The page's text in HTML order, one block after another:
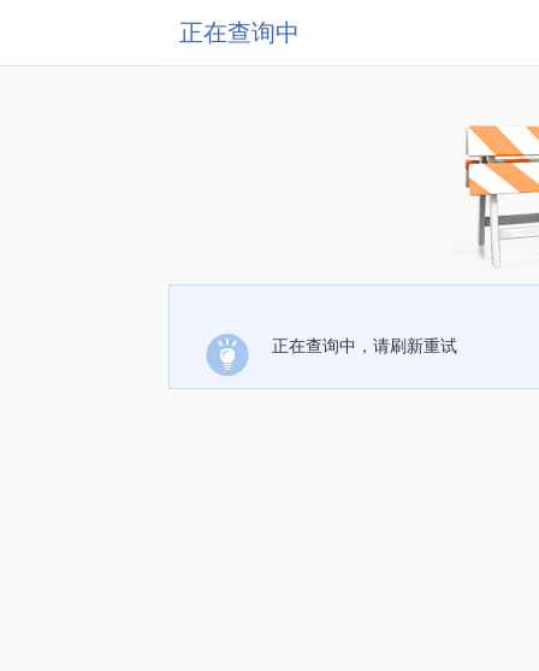
正在查询中
正在查询中，请刷新重试